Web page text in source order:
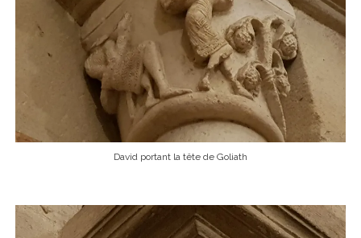
David portant la tête de Goliath